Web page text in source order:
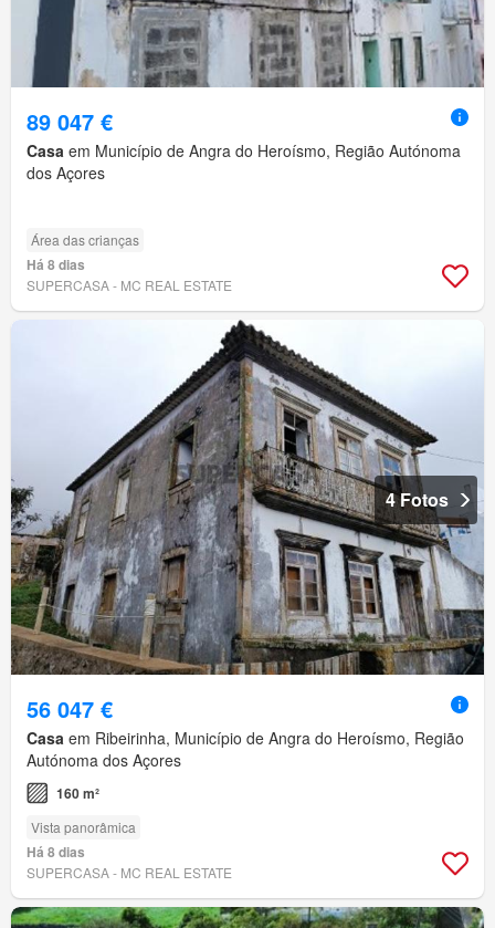
89 047 €
Casa em Município de Angra do Heroísmo, Região Autónoma
dos Açores
Área das crianças
Há 8 dias
SUPERCASA - MC REAL ESTATE
4 Fotos
56 047 €
Casa em Ribeirinha, Município de Angra do Heroísmo, Região
Autónoma dos Açores
160 m²
Vista panorâmica
Há 8 dias
SUPERCASA - MC REAL ESTATE